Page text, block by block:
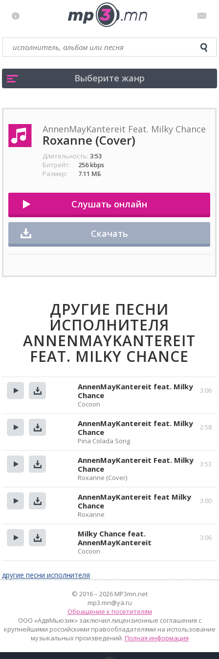
Выберите жанр
AnnenMayKantereit Feat. Milky Chance
Roxanne (Cover)
Длительность: 3:53
Битрейт:
256 kbps
Размер:
7.11 МБ
Слушать онлайн
Скачать
ДРУГИЕ ПЕСНИ
ИСПОЛНИТЕЛЯ
ANNENMAYKANTEREIT
FEAT. MILKY CHANCE
3:06
AnnenMayKantereit feat. Milky
Chance
Cocoon
2:58
AnnenMayKantereit feat. Milky
Chance
Pina Colada Song
3:53
AnnenMayKantereit Feat. Milky
Chance
Roxanne (Cover)
3:00
AnnenMayKantereit feat Milky
Chance
Roxanne
3:06
Milky Chance feat.
AnnenMayKantereit
Cocoon
другие песни исполнителя
© 2016 – 2026 MP3mn.net
mp3.mn@ya.ru
Обращение к посетителям
ООО «АдвМьюзик» заключил лицензионные соглашения с
крупнейшими российскими правообладателями на использование
музыкальных произведений. Полная информация